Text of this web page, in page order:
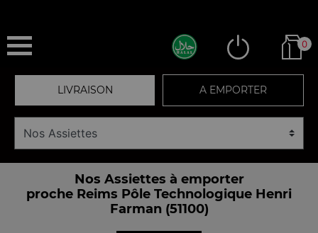
0
LIVRAISON A EMPORTER
Nos Assiettes à emporter
proche Reims Pôle Technologique Henri
Farman (51100)